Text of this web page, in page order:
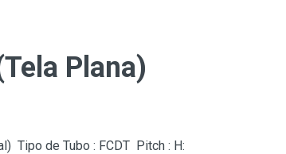
Plana)
Tipo de Tubo : FCDT Pitch : H: